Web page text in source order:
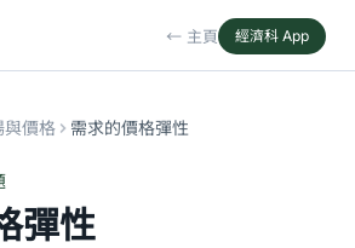
← 主頁 經濟科 App
與價格 需求的價格彈性
彈性